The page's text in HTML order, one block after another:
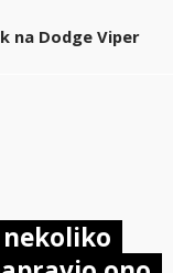
na Dodge Viper